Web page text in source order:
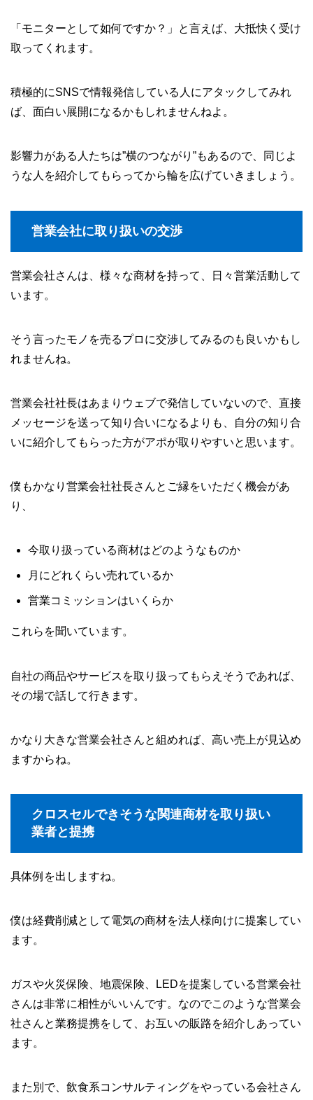
「モニターとして如何ですか？」と言えば、大抵快く受け
取ってくれます。
積極的にSNSで情報発信している人にアタックしてみれ
ば、面白い展開になるかもしれませんねよ。
影響力がある人たちは”横のつながり”もあるので、同じよ
うな人を紹介してもらってから輪を広げていきましょう。
営業会社に取り扱いの交渉
営業会社さんは、様々な商材を持って、日々営業活動して
います。
そう言ったモノを売るプロに交渉してみるのも良いかもし
れませんね。
営業会社社長はあまりウェブで発信していないので、直接
メッセージを送って知り合いになるよりも、自分の知り合
いに紹介してもらった方がアポが取りやすいと思います。
僕もかなり営業会社社長さんとご縁をいただく機会があ
り、
今取り扱っている商材はどのようなものか
月にどれくらい売れているか
営業コミッションはいくらか
これらを聞いています。
自社の商品やサービスを取り扱ってもらえそうであれば、
その場で話して行きます。
かなり大きな営業会社さんと組めれば、高い売上が見込め
ますからね。
クロスセルできそうな関連商材を取り扱い
業者と提携
具体例を出しますね。
僕は経費削減として電気の商材を法人様向けに提案してい
ます。
ガスや火災保険、地震保険、LEDを提案している営業会社
さんは非常に相性がいいんです。なのでこのような営業会
社さんと業務提携をして、お互いの販路を紹介しあってい
ます。
また別で、飲食系コンサルティングをやっている会社さん